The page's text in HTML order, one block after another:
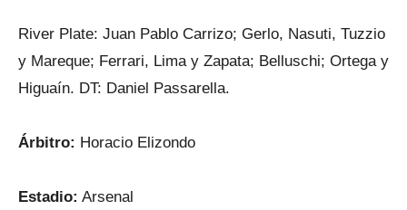
River Plate: Juan Pablo Carrizo; Gerlo, Nasuti, Tuzzio
y Mareque; Ferrari, Lima y Zapata; Belluschi; Ortega y
Higuaín. DT: Daniel Passarella.
Árbitro: Horacio Elizondo
Estadio: Arsenal